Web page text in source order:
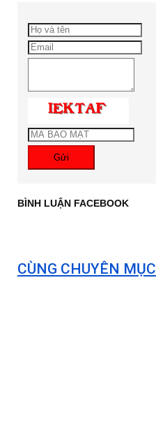
Gửi
BÌNH LUẬN FACEBOOK
CÙNG CHUYÊN MỤC